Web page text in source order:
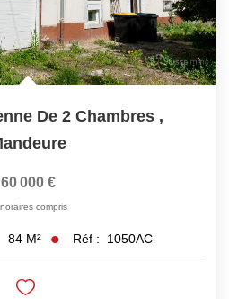
De 2 Chambres ,
60 000 €
compris
84 M² Réf : 1050AC